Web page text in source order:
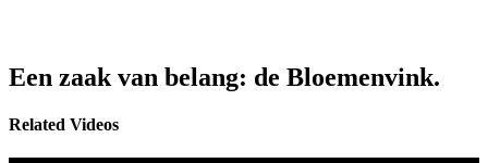
Een zaak van belang: de Bloemenvink.
Related Videos